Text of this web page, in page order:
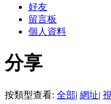
好友
留言板
個人資料
分享
按類型查看: 全部| 網址|